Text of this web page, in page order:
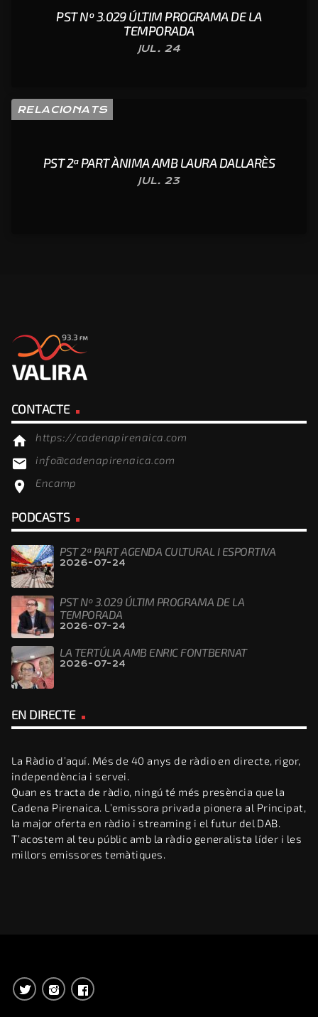
PST Nº 3.029 ÚLTIM PROGRAMA DE LA
TEMPORADA
JUL. 24
RELACIONATS
PST 2ª PART ÀNIMA AMB LAURA DALLARÈS
JUL. 23
CONTACTE
home https://cadenapirenaica.com
email info@cadenapirenaica.com
location_on Encamp
PODCASTS
PST 2ª PART AGENDA CULTURAL I ESPORTIVA
2026-07-24
PST Nº 3.029 ÚLTIM PROGRAMA DE LA
TEMPORADA
2026-07-24
LA TERTÚLIA AMB ENRIC FONTBERNAT
2026-07-24
EN DIRECTE
La Ràdio d’aquí. Més de 40 anys de ràdio en directe, rigor,
independència i servei.
Quan es tracta de ràdio, ningú té més presència que la
Cadena Pirenaica. L’emissora privada pionera al Principat,
la major oferta en ràdio i streaming i el futur del DAB.
T’acostem al teu públic amb la ràdio generalista líder i les
millors emissores temàtiques.